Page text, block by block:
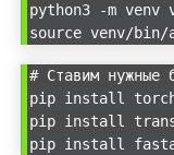
python3 -m venv
source venv/
# Ставим нужные
pip install
pip install
pip install